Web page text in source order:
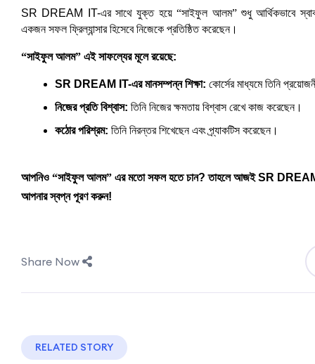
SR DREAM IT-এর সাথে যুক্ত হয়ে“সাইফুল আলম”শুধু আর্থিকভাবে
একজন সফল ফ্রিল্যান্সার হিসেবে নিজেকে প্রতিষ্ঠিত করেছেন।
“সাইফুল আলম” এই সাফল্যের মূলে রয়েছে:
SR DREAM IT-এর মানসম্পন্ন শিক্ষা: কোর্সের মাধ্যমে তিনি
নিজের প্রতি বিশ্বাস: তিনি নিজের ক্ষমতায় বিশ্বাস রেখে কাজ করেছেন।
কঠোর পরিশ্রম: তিনি নিরন্তর শিখেছেন এবং প্র্যাকটিস করেছেন।
আপনিও “সাইফুল আলম” এর মতো সফল হতে চান? তাহলে আজই SR
আপনার স্বপ্ন পূরণ করুন!
Share Now
RELATED STORY